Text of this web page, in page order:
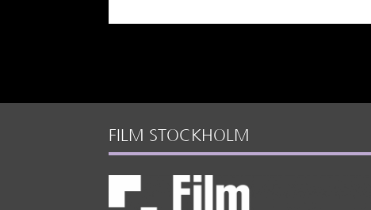
FILM STOCKHOLM